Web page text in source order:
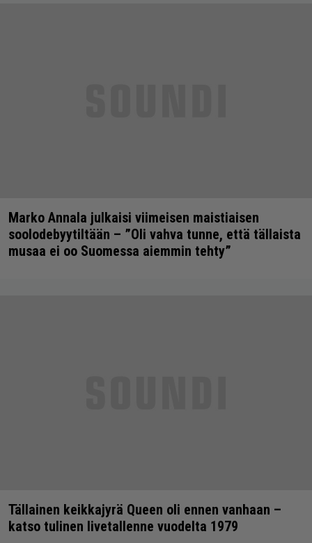
Marko Annala julkaisi viimeisen maistiaisen
soolodebyytiltään – ”Oli vahva tunne, että tällaista
musaa ei oo Suomessa aiemmin tehty”
Tällainen keikkajyrä Queen oli ennen vanhaan –
katso tulinen livetallenne vuodelta 1979